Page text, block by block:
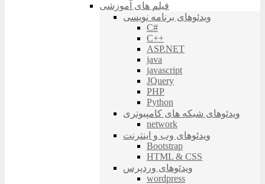
فیلم های آموزشی
ویدئوهای برنامه نویسی
C#
C++
ASP.NET
java
javascript
JQuery
PHP
Python
ویدئوهای شبکه های کامپیوتری
network
ویدئوهای وب و اینترنت
Bootstrap
HTML & CSS
ویدئوهای وردپرس
wordpress